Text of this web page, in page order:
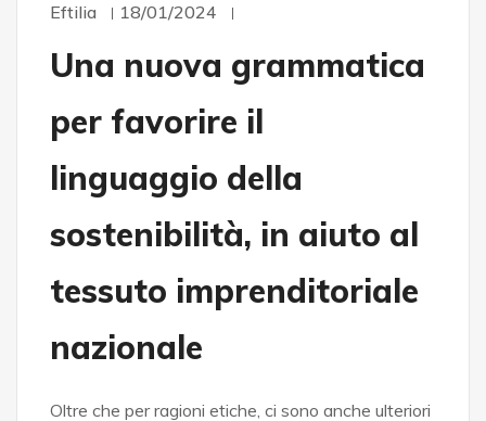
Eftilia 18/01/2024
Una nuova grammatica
per favorire il
linguaggio della
sostenibilità, in aiuto al
tessuto imprenditoriale
nazionale
Oltre che per ragioni etiche, ci sono anche ulteriori